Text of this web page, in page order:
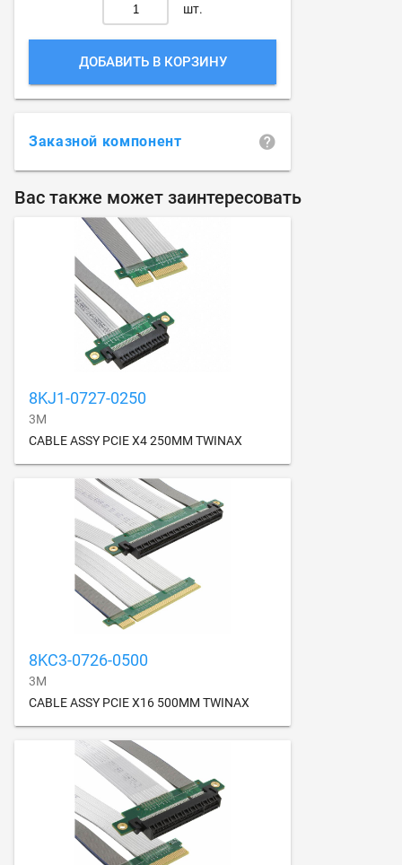
шт.
ДОБАВИТЬ В КОРЗИНУ
Заказной компонент
Вас также может заинтересовать
8KJ1-0727-0250
3M
CABLE ASSY PCIE X4 250MM TWINAX
8KC3-0726-0500
3M
CABLE ASSY PCIE X16 500MM TWINAX